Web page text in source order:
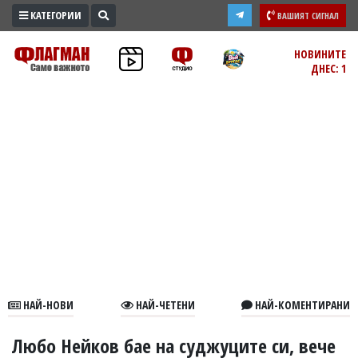
ПРОМО
ЗОНА
КАТЕГОРИИ ВАШИЯТ СИГНАЛ
НОВИНИТЕ
ДНЕС: 1
НАЙ-НОВИ НАЙ-ЧЕТЕНИ НАЙ-КОМЕНТИРАНИ
Любо Нейков бае на суджуците си, вече